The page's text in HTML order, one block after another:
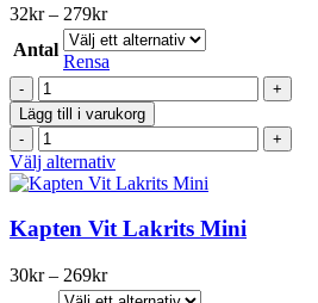
De
olika
väljas
på
produktsidan
32kr – 279krPrisintervall:
32kr
till
279kr
Antal
Rensa
Kaliber
Vit
portion
mängd
Lägg till i varukorg
Kaliber
Vit
portion
mängd
Välj alternativDen
här
har
De
Kapten Vit Lakrits Mini
30kr – 269krPrisintervall:
30kr